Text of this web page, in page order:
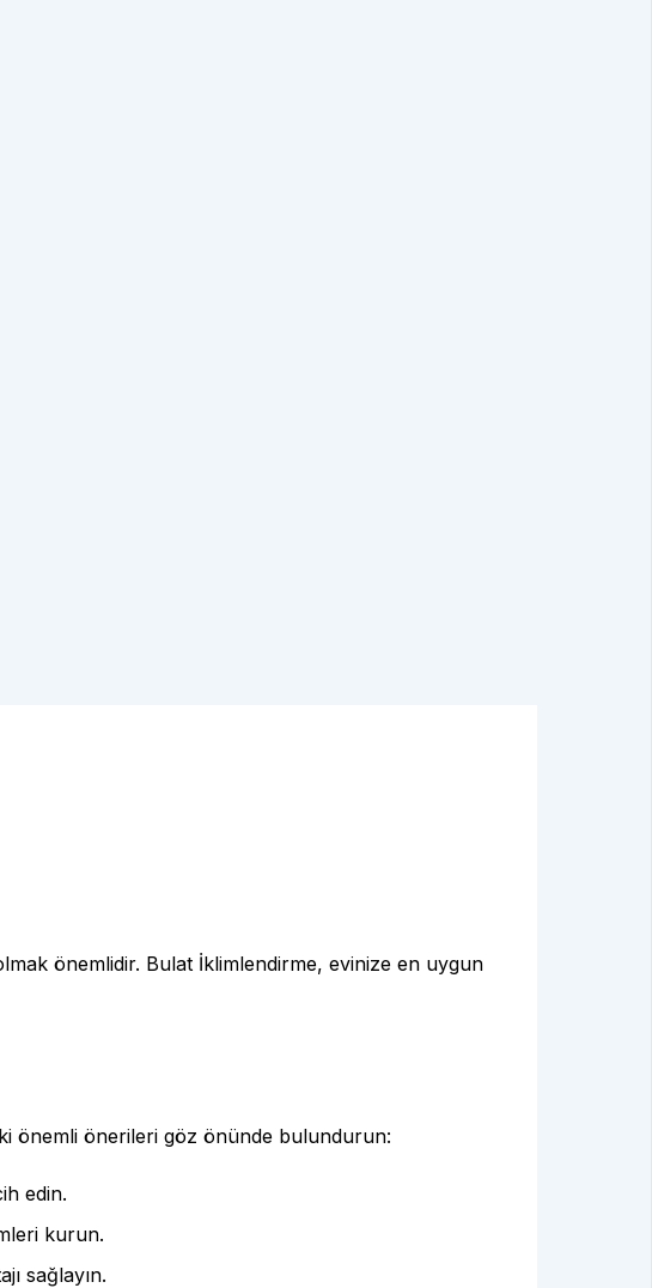
önemlidir. Bulat İklimlendirme, evinize en uygun
önemli önerileri göz önünde bulundurun:
edin.
kurun.
sağlayın.